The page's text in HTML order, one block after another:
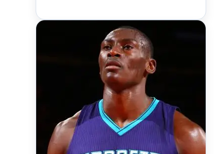
radio catalane assure que l’ancien joueur
des Grizzlies, Raptors et Lakers sera
présenté en début de semaine…